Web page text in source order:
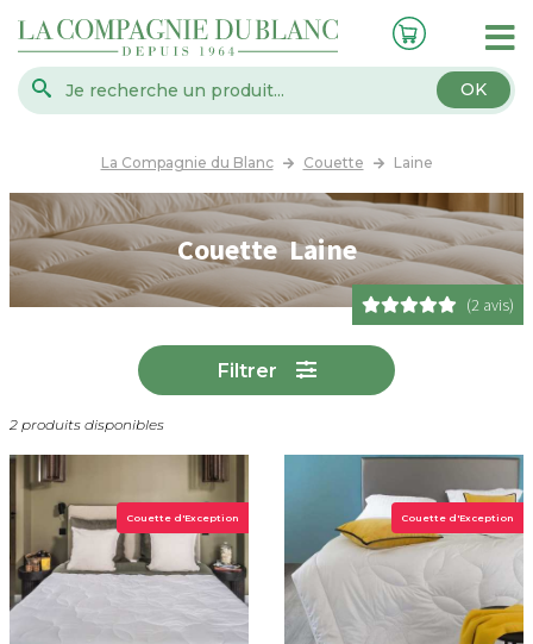
OK
La Compagnie du Blanc Couette Laine
Couette Laine
(2 avis)
Filtrer
2 produits disponibles
Couette d'Exception Couette d'Exception